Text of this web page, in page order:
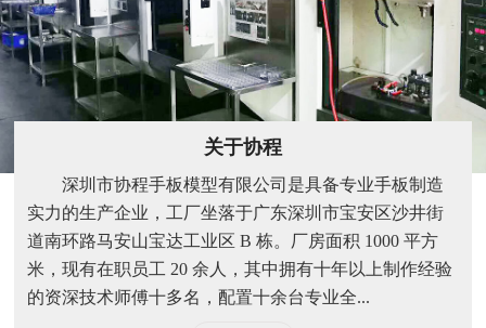
关于协程
深圳市协程手板模型有限公司是具备专业手板制造
实力的生产企业，工厂坐落于广东深圳市宝安区沙井街
道南环路马安山宝达工业区 B 栋。厂房面积 1000 平方
米，现有在职员工 20 余人，其中拥有十年以上制作经验
的资深技术师傅十多名，配置十余台专业全...